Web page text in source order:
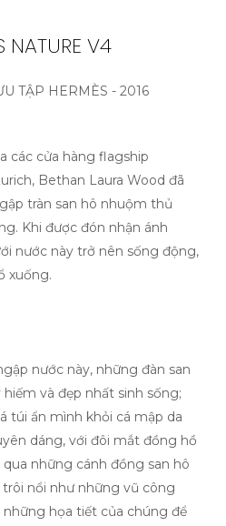
NATURE V4
TẬP HERMÈS - 2016
các cửa hàng flagship
Bethan Laura Wood đã
tràn san hô nhuộm thủ
Khi được đón nhận ánh
nước này trở nên sống động,
xuống.
nước này, những đàn san
và đẹp nhất sinh sống;
túi ẩn mình khỏi cá mập da
dáng, với đôi mắt đồng hồ
những cánh đồng san hô
trôi nổi như những vũ công
những họa tiết của chúng để